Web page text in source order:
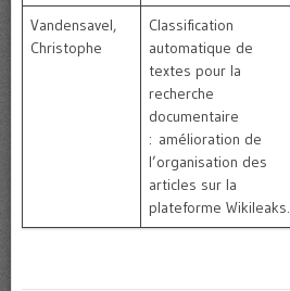
Vandensavel,
Christophe
Classification
automatique de
textes pour la
recherche
documentaire
: amélioration de
l’organisation des
articles sur la
plateforme Wikileaks.